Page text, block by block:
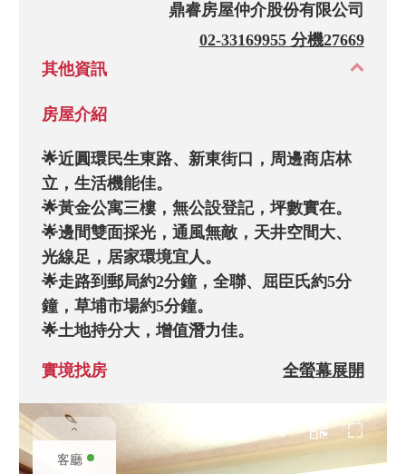
鼎睿房屋仲介股份有限公司
02-33169955 分機27669
其他資訊
房屋介紹
🌟近圓環民生東路、新東街口，周邊商店林
立，生活機能佳。
🌟黃金公寓三樓，無公設登記，坪數實在。
🌟邊間雙面採光，通風無敵，天井空間大、
光線足，居家環境宜人。
🌟走路到郵局約2分鐘，全聯、屈臣氏約5分
鐘，草埔市場約5分鐘。
🌟土地持分大，增值潛力佳。
實境找房
全螢幕展開